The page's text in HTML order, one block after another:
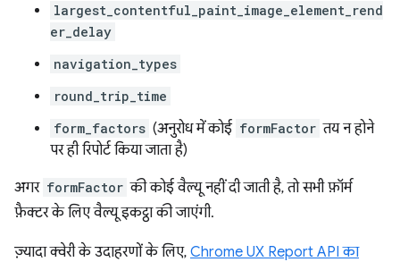
largest_contentful_paint_image_element_rend
er_delay
navigation_types
round_trip_time
form_factors (अनुरोध में कोई formFactor तय न होने
पर ही रिपोर्ट किया जाता है)
अगर formFactor की कोई वैल्यू नहीं दी जाती है, तो सभी फ़ॉर्म
फ़ैक्टर के लिए वैल्यू इकट्ठा की जाएंगी.
ज़्यादा क्वेरी के उदाहरणों के लिए, Chrome UX Report API का